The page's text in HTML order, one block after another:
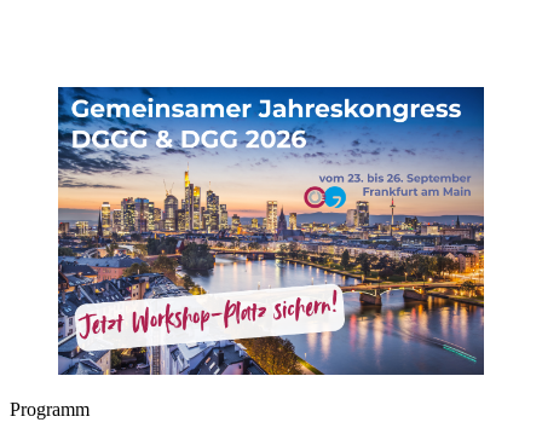
Programm